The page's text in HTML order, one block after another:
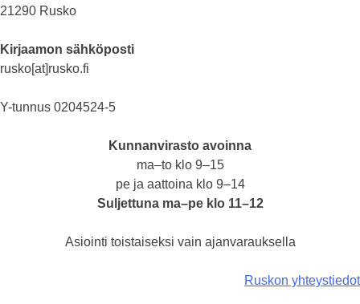
21290 Rusko
Kirjaamon sähköposti
rusko[at]rusko.fi
Y-tunnus 0204524-5
Kunnanvirasto avoinna
ma–to klo 9–15
pe ja aattoina klo 9–14
Suljettuna ma–pe klo 11–12
Asiointi toistaiseksi vain ajanvarauksella
Ruskon yhteystiedot